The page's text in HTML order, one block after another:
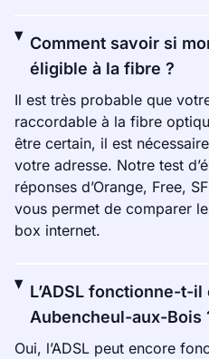
Comment savoir si
éligible à la fibre ?
Il est très probable que
raccordable à la fibre
être certain, il est
votre adresse. Notre test
réponses d’Orange, Free,
vous permet de comparer
box internet.
L’ADSL fonctionne-t-il
Aubencheul-aux-Bois
Oui, l’ADSL peut encore